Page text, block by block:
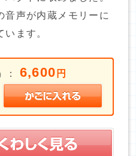
音声が内蔵メモリーに
ます。
： 6,600 円